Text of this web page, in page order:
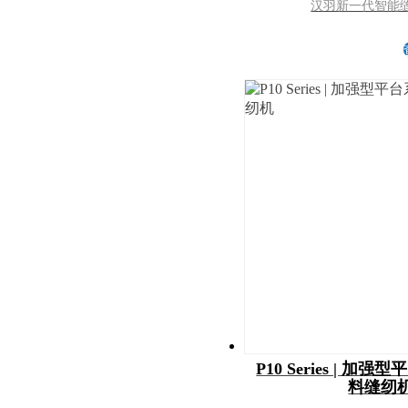
汉羽新一代智能
P10 Series | 加强型
料缝纫